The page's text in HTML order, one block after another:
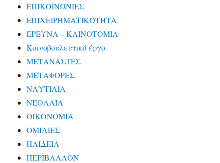
ΕΠΙΚΟΙΝΩΝΙΕΣ
ΕΠΙΧΕΙΡΗΜΑΤΙΚΟΤΗΤΑ
ΕΡΕΥΝΑ – ΚΑΙΝΟΤΟΜΙΑ
Κοινοβουλευτικό έργο
ΜΕΤΑΝΑΣΤΕΣ
ΜΕΤΑΦΟΡΕΣ
ΝΑΥΤΙΛΙΑ
ΝΕΟΛΑΙΑ
ΟΙΚΟΝΟΜΙΑ
ΟΜΙΛΙΕΣ
ΠΑΙΔΕΙΑ
ΠΕΡΙΒΑΛΛΟΝ